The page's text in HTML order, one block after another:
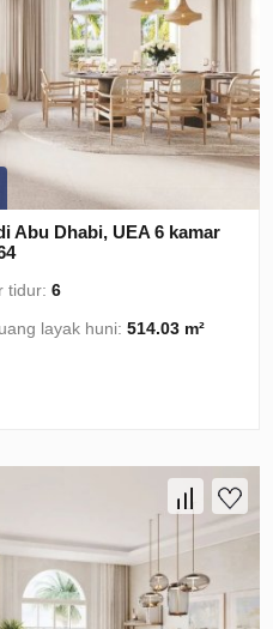
Abu Dhabi, UEA 6 kamar
tidur:6
layak huni:514.03 m²